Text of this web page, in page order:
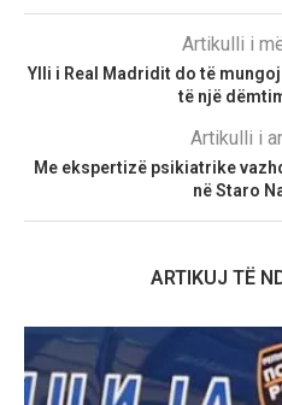
Artikulli i
Ylli i Real Madridit do të
të një
Artikulli i
Me ekspertizë psikiatrike
në Staro
ARTIKUJ TË